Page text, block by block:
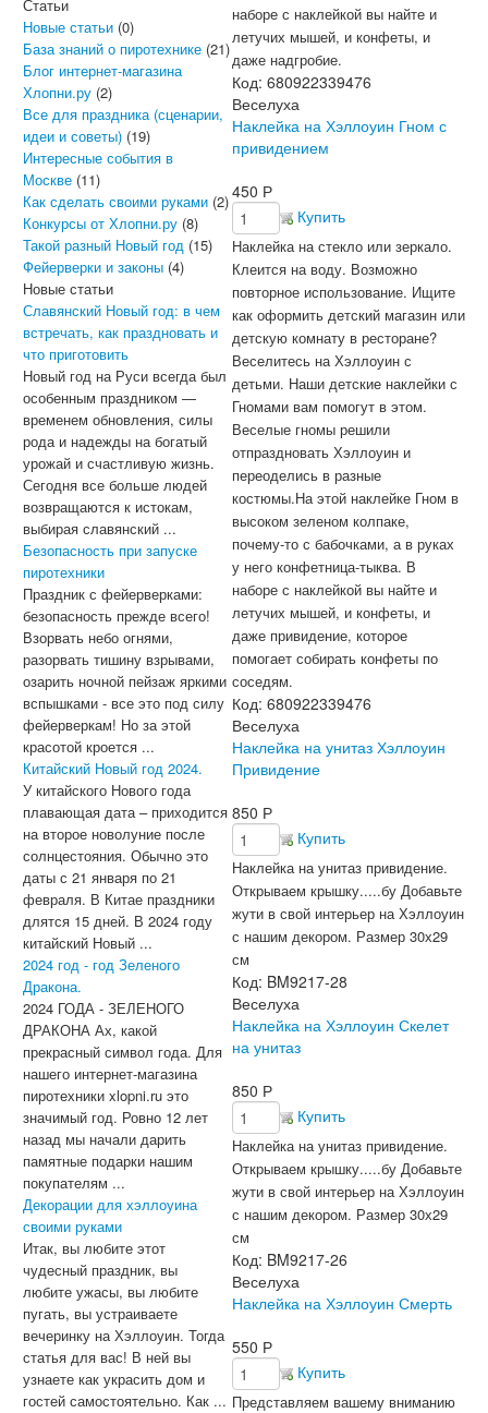
Статьи
Новые статьи (0)
База знаний о пиротехнике (21)
Блог интернет-магазина
Хлопни.ру (2)
Все для праздника (сценарии,
идеи и советы) (19)
Интересные события в
Москве (11)
Как сделать своими руками (2)
Конкурсы от Хлопни.ру (8)
Такой разный Новый год (15)
Фейерверки и законы (4)
Новые статьи
Славянский Новый год: в чем
встречать, как праздновать и
что приготовить
Новый год на Руси всегда был
особенным праздником —
временем обновления, силы
рода и надежды на богатый
урожай и счастливую жизнь.
Сегодня все больше людей
возвращаются к истокам,
выбирая славянский ...
Безопасность при запуске
пиротехники
Праздник с фейерверками:
безопасность прежде всего!
Взорвать небо огнями,
разорвать тишину взрывами,
озарить ночной пейзаж яркими
вспышками - все это под силу
фейерверкам! Но за этой
красотой кроется ...
Китайский Новый год 2024.
У китайского Нового года
плавающая дата – приходится
на второе новолуние после
солнцестояния. Обычно это
даты с 21 января по 21
февраля. В Китае праздники
длятся 15 дней. В 2024 году
китайский Новый ...
2024 год - год Зеленого
Дракона.
2024 ГОДА - ЗЕЛЕНОГО
ДРАКОНА Ах, какой
прекрасный символ года. Для
нашего интернет-магазина
пиротехники xlopni.ru это
значимый год. Ровно 12 лет
назад мы начали дарить
памятные подарки нашим
покупателям ...
Декорации для хэллоуина
своими руками
Итак, вы любите этот
чудесный праздник, вы
любите ужасы, вы любите
пугать, вы устраиваете
вечеринку на Хэллоуин. Тогда
статья для вас! В ней вы
узнаете как украсить дом и
гостей самостоятельно. Как ...
наборе с наклейкой вы найте и
летучих мышей, и конфеты, и
даже надгробие.
Код: 680922339476
Веселуха
Наклейка на Хэллоуин Гном с
привидением
450 Р
Купить
Наклейка на стекло или зеркало.
Клеится на воду. Возможно
повторное использование. Ищите
как оформить детский магазин или
детскую комнату в ресторане?
Веселитесь на Хэллоуин с
детьми. Наши детские наклейки с
Гномами вам помогут в этом.
Веселые гномы решили
отпраздновать Хэллоуин и
переоделись в разные
костюмы.На этой наклейке Гном в
высоком зеленом колпаке,
почему-то с бабочками, а в руках
у него конфетница-тыква. В
наборе с наклейкой вы найте и
летучих мышей, и конфеты, и
даже привидение, которое
помогает собирать конфеты по
соседям.
Код: 680922339476
Веселуха
Наклейка на унитаз Хэллоуин
Привидение
850 Р
Купить
Наклейка на унитаз привидение.
Открываем крышку.....бу Добавьте
жути в свой интерьер на Хэллоуин
с нашим декором. Размер 30х29
см
Код: BM9217-28
Веселуха
Наклейка на Хэллоуин Скелет
на унитаз
850 Р
Купить
Наклейка на унитаз привидение.
Открываем крышку.....бу Добавьте
жути в свой интерьер на Хэллоуин
с нашим декором. Размер 30х29
см
Код: BM9217-26
Веселуха
Наклейка на Хэллоуин Смерть
550 Р
Купить
Представляем вашему вниманию